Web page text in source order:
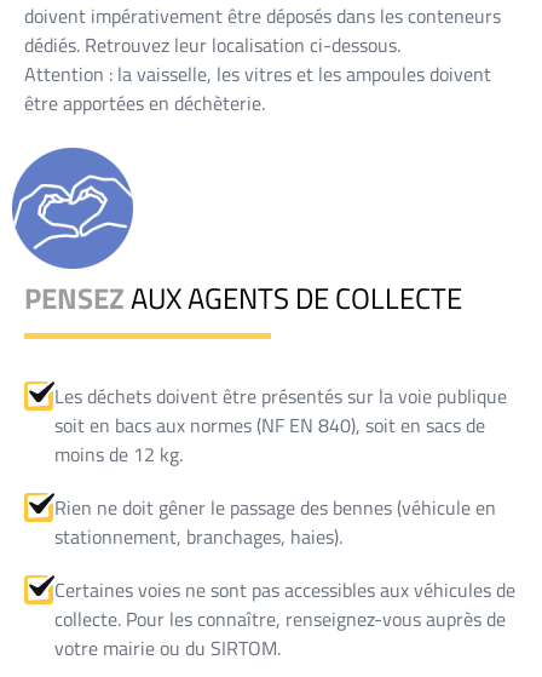
doivent impérativement être déposés dans les conteneurs
dédiés. Retrouvez leur localisation ci-dessous.
Attention : la vaisselle, les vitres et les ampoules doivent
être apportées en déchèterie.
PENSEZAUX AGENTS DE COLLECTE
Les déchets doivent être présentés sur la voie publique
soit en bacs aux normes (NF EN 840), soit en sacs de
moins de 12 kg.
Rien ne doit gêner le passage des bennes (véhicule en
stationnement, branchages, haies).
Certaines voies ne sont pas accessibles aux véhicules de
collecte. Pour les connaître, renseignez-vous auprès de
votre mairie ou du SIRTOM.